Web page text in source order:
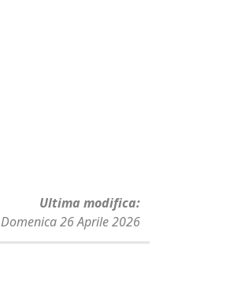
Ultima modifica
Domenica 26 Aprile 2026